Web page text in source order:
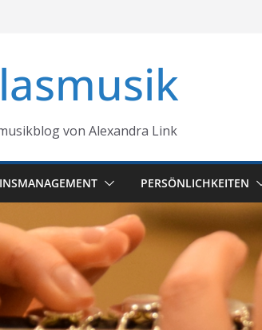
von Alexandra Link
PERSÖNLICHKEITEN